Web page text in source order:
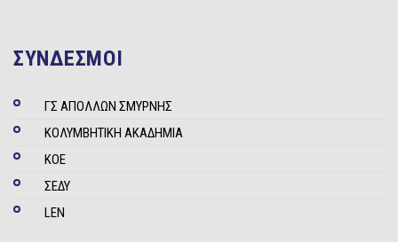
ΣΥΝΔΕΣΜΟΙ
ΓΣ ΑΠΟΛΛΩΝ ΣΜΥΡΝΗΣ
ΚΟΛΥΜΒΗΤΙΚΗ ΑΚΑΔΗΜΙΑ
ΚΟΕ
ΣΕΔΥ
LEN